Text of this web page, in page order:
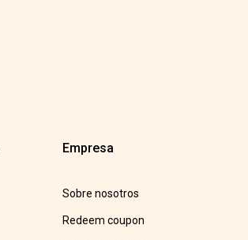
Empresa
Sobre nosotros
Redeem coupon